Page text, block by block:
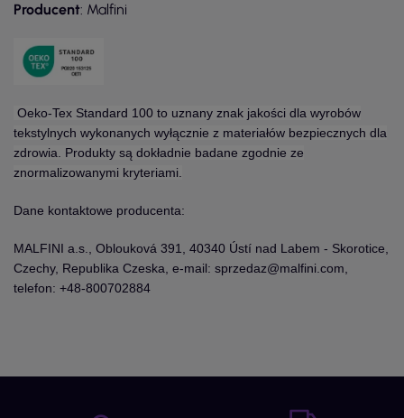
Producent: Malfini
Oeko-Tex Standard 100 to uznany znak jakości dla wyrobów
tekstylnych wykonanych wyłącznie z materiałów bezpiecznych dla
zdrowia. Produkty są dokładnie badane zgodnie ze
znormalizowanymi kryteriami.
Dane kontaktowe producenta:
MALFINI a.s., Oblouková 391, 40340 Ústí nad Labem - Skorotice,
Czechy, Republika Czeska, e-mail: sprzedaz@malfini.com,
telefon: +48-800702884